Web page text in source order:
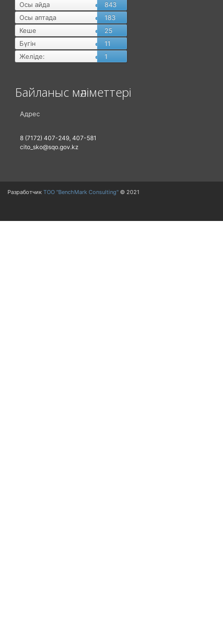
Осы айда
843
Осы аптада
183
Кеше
25
Бүгін
11
Желіде:
1
Байланыс мәліметтері
Адрес
8 (7172) 407-249, 407-581
cito_sko@sqo.gov.kz
Разработчик ТОО "BenchMark Consulting" © 2021